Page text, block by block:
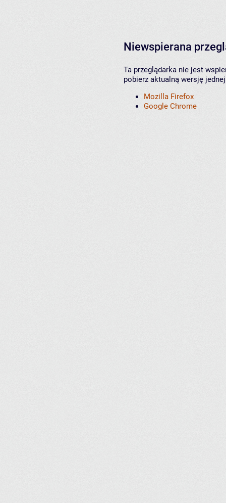
Niewspierana
Ta przeglądarka nie jest
pobierz aktualną wersję
Mozilla Firefox
Google Chrome